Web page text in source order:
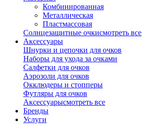
Комбинированная
Металлическая
Пластмассовая
Солнцезащитные очкисмотреть все
Аксессуары
Шнурки и цепочки для очков
Наборы для ухода за очками
Салфетки для очков
Аэрозоли для очков
Окклюдеры и стопперы
Футляры для очков
Аксессуарысмотреть все
Бренды
Услуги